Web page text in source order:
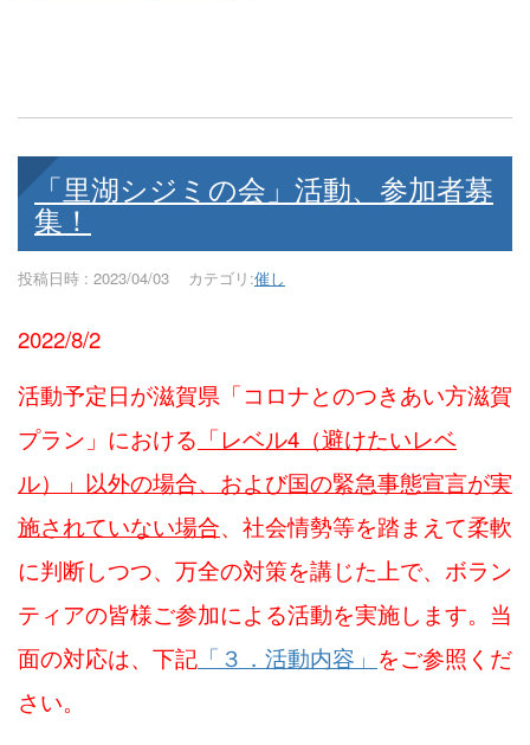
「里湖シジミの会」活動、参加者募
集！
投稿日時 : 2023/04/03 カテゴリ:催し
2022/8/2
活動予定日が滋賀県「コロナとのつきあい方滋賀
プラン」における 「レベル4（避けたいレベ
ル）」以外の場合、および国の緊急事態宣言が実
施されていない場合、社会情勢等を踏まえて柔軟
に判断しつつ、万全の対策を講じた上で、ボラン
ティアの皆様ご参加による活動を実施します。 当
面の対応は、下記 「３．活動内容」 をご参照くだ
さい。